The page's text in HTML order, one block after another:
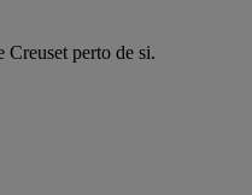
perto de si.